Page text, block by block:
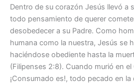
Dentro de su corazón Jesús llevó a
todo pensamiento de querer
desobedecer a su Padre. Como
humana como la nuestra, Jesús se
haciéndose obediente hasta la
(Filipenses 2:8). Cuando murió en
¡Consumado es!, todo pecado en la